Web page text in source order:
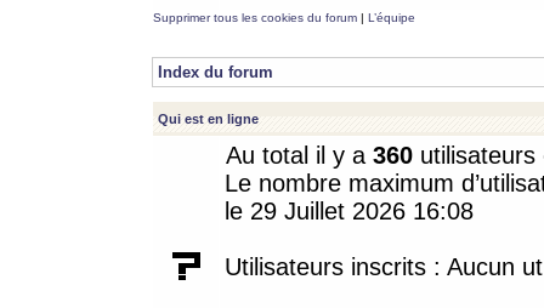
Supprimer tous les cookies du forum | L’équipe
Index du forum
Qui est en ligne
Au total il y a 360
Le nombre maximum
le 29 Juillet 2026 16:08
Utilisateurs inscrits : Aucun